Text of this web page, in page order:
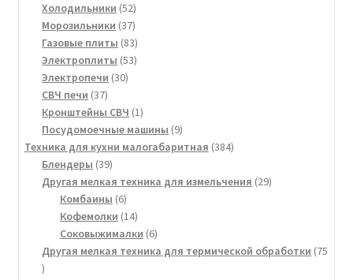
Холодильники 5252
товара
Морозильники 3737
товаров
Газовые плиты 8383
товара
Электроплиты 5353
Электропечи 3030
СВЧ печи 3737
товаров
Кронштейны СВЧ 11
товар
Посудомоечные машины 99
товаров
Техника для кухни малогабаритная 384384
Блендеры 3939
товаров
Другая мелкая техника для измельчения 2929
Комбаины 66
товаров
Кофемолки 1414
товаров
Соковыжималки 66
товаров
Другая мелкая техника для термической обработки 75
75